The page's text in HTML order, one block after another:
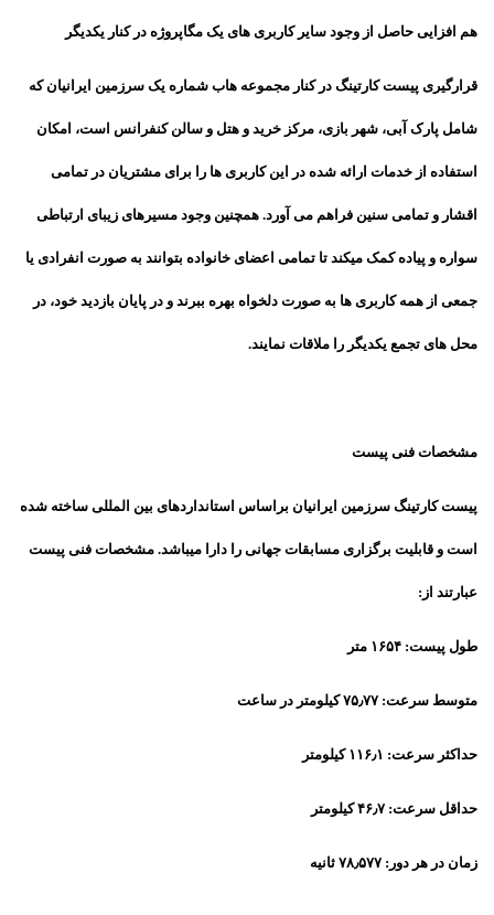
هم افزایی حاصل از وجود سایر کاربری های یک مگاپروژه در کنار یکدیگر
قرارگیری پیست کارتینگ در کنار مجموعه هاب شماره یک سرزمین ایرانیان که
شامل پارک آبی، شهر بازی، مرکز خرید و هتل و سالن کنفرانس است، امکان
استفاده از خدمات ارائه شده در این کاربری ها را برای مشتریان در تمامی
اقشار و تمامی سنین فراهم می آورد. همچنین وجود مسیرهای زیبای ارتباطی
سواره و پیاده کمک میکند تا تمامی اعضای خانواده بتوانند به صورت انفرادی یا
جمعی از همه کاربری ها به صورت دلخواه بهره ببرند و در پایان بازدید خود، در
محل های تجمع یکدیگر را ملاقات نمایند.
مشخصات فنی پیست
پیست کارتینگ سرزمین ایرانیان براساس استانداردهای بین المللی ساخته شده
است و قابلیت برگزاری مسابقات جهانی را دارا میباشد. مشخصات فنی پیست
عبارتند از:
طول پیست: ۱۶۵۴ متر
متوسط سرعت: ۷۵٫۷۷ کیلومتر در ساعت
حداکثر سرعت: ۱۱۶٫۱ کیلومتر
حداقل سرعت: ۴۶٫۷ کیلومتر
زمان در هر دور: ۷۸٫۵۷۷ ثانیه